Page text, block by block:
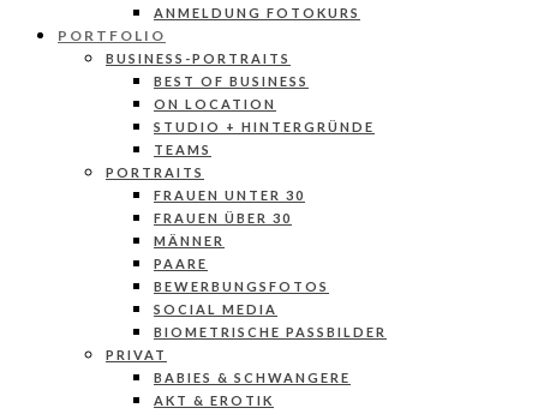
ANMELDUNG FOTOKURS
PORTFOLIO
BUSINESS-PORTRAITS
BEST OF BUSINESS
ON LOCATION
STUDIO + HINTERGRÜNDE
TEAMS
PORTRAITS
FRAUEN UNTER 30
FRAUEN ÜBER 30
MÄNNER
PAARE
BEWERBUNGSFOTOS
SOCIAL MEDIA
BIOMETRISCHE PASSBILDER
PRIVAT
BABIES & SCHWANGERE
AKT & EROTIK